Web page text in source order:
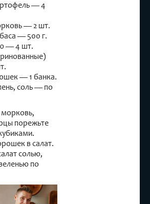
— 4
— 2 шт.
— 500 г.
— 4 шт.
— 1 банка.
соль — по
порежьте
в салат.
солью,
по